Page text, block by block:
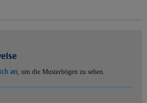
an, um die Musterbögen zu sehen.